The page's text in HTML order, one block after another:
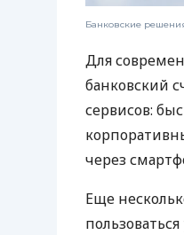
Банковские
Для
банковский
сервисов:
через
Еще